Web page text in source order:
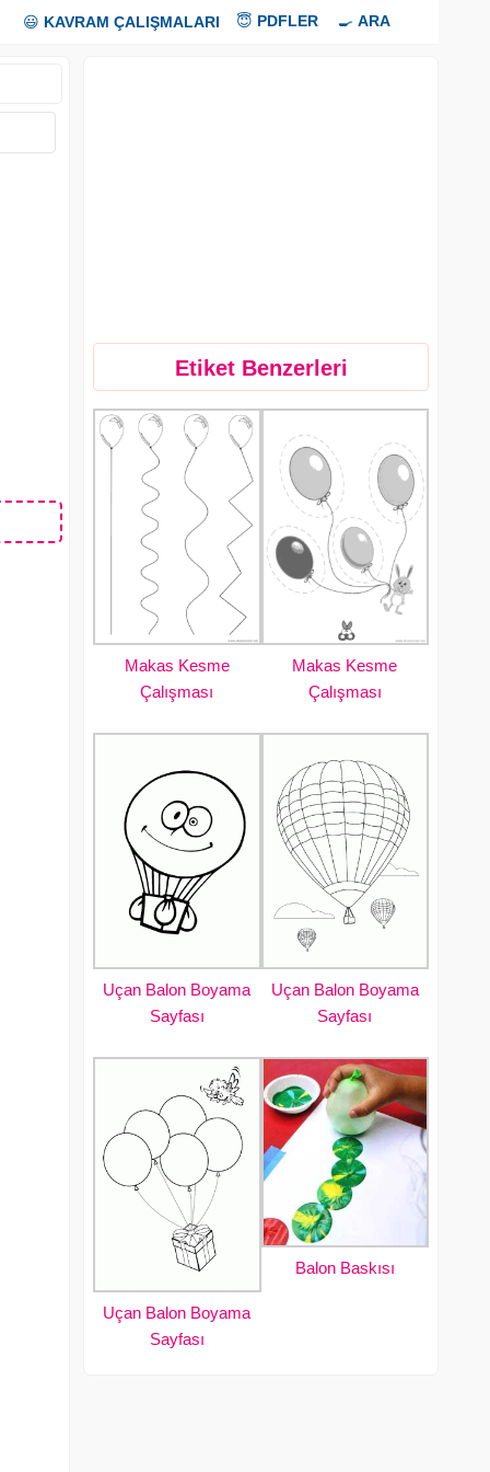
😃 KAVRAM ÇALIŞMALARI 😇 PDFLER 🍳 ARA
Etiket Benzerleri
Makas Kesme
Çalışması
Makas Kesme
Çalışması
Uçan Balon Boyama
Sayfası
Uçan Balon Boyama
Sayfası
Uçan Balon Boyama
Sayfası
Balon Baskısı